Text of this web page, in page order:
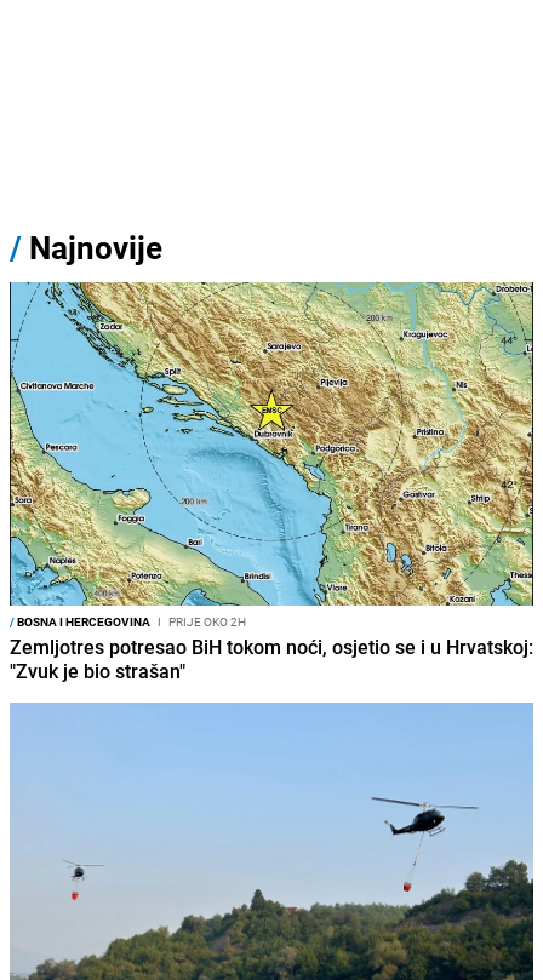
/ Najnovije
/BOSNA I HERCEGOVINA I PRIJE OKO 2H
Zemljotres potresao BiH tokom noći, osjetio se i u Hrvatskoj:
"Zvuk je bio strašan"